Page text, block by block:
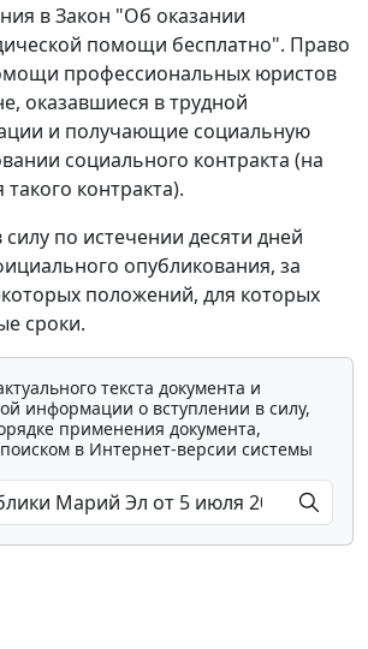
в Закон "Об оказании
помощи бесплатно". Право
профессиональных юристов
оказавшиеся в трудной
и получающие социальную
социального контракта (на
контракта).
силу по истечении десяти дней
опубликования, за
положений, для которых
сроки.
текста документа и
информации о вступлении в силу,
применения документа,
поиском в Интернет-версии системы